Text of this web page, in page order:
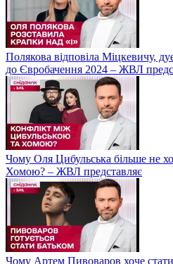
Полякова відповіла Міцкевичу,
до Євробачення 2024 – ЖВЛ
Чому Оля Цибульська більше не
Хомою? – ЖВЛ представляє
Чому Артем Пивоваров хоче стати